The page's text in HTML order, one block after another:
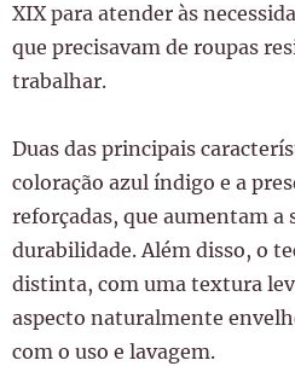
XIX para atender às
que precisavam de roupas
trabalhar.
Duas das principais
coloração azul índigo e a
reforçadas, que aumentam a
durabilidade. Além disso, o
distinta, com uma textura
aspecto naturalmente
com o uso e lavagem.